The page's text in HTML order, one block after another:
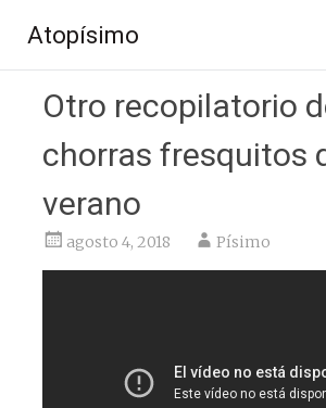
contenido
Atopísimo
Otro recopilatorio
chorras fresquitos
verano
agosto 4, 2018 Písimo